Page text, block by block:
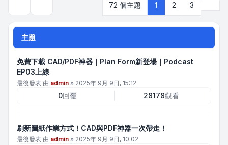
72 個主題 1 2 3
主題
免費下載 CAD/PDF神器｜Plan Form新登場｜Podcast
EP03上線
最後發表 由 admin » 2025年 9月 9日, 15:12
0回覆 28178觀看
刷新圖紙作業方式！CAD與PDF神器一次帶走！
最後發表 由 admin » 2025年 9月 9日, 10:02